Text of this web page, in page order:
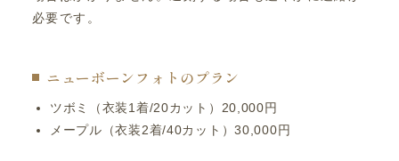
必要です。
ニューボーンフォトのプラン
ツボミ（衣装1着/20カット）20,000円
メープル（衣装2着/40カット）30,000円